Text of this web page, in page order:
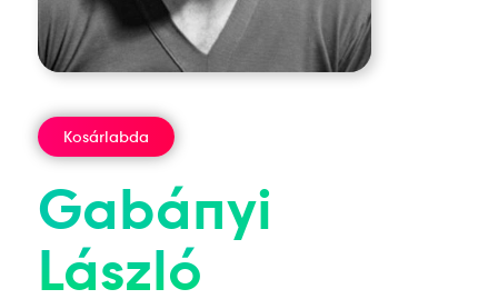
Kosárlabda
Gabányi
László